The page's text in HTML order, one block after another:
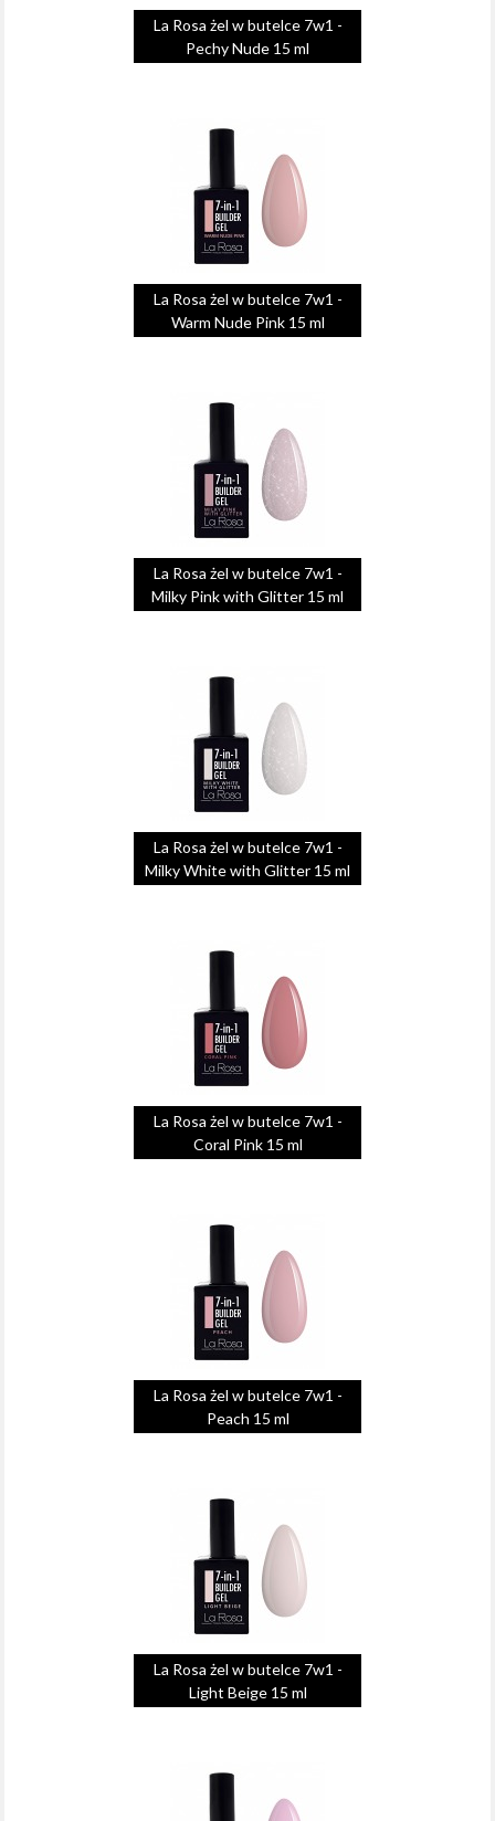
La Rosa żel w butelce 7w1 -
Pechy Nude 15 ml
La Rosa żel w butelce 7w1 -
Warm Nude Pink 15 ml
La Rosa żel w butelce 7w1 -
Milky Pink with Glitter 15 ml
La Rosa żel w butelce 7w1 -
Milky White with Glitter 15 ml
La Rosa żel w butelce 7w1 -
Coral Pink 15 ml
La Rosa żel w butelce 7w1 -
Peach 15 ml
La Rosa żel w butelce 7w1 -
Light Beige 15 ml